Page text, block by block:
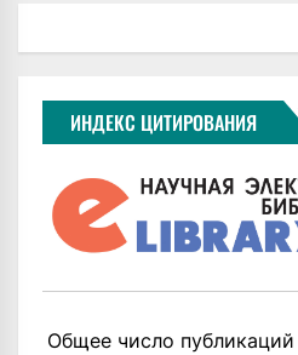
ИНДЕКС ЦИТИРОВАНИЯ
Общее число публикаций